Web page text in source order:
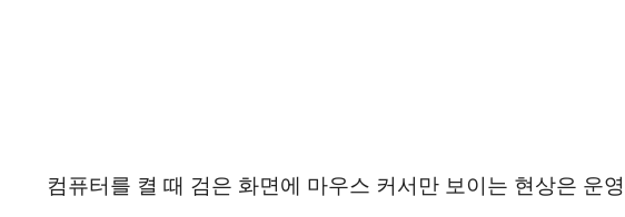
컴퓨터를 켤 때 검은 화면에 마우스 커서만 보이는 현상은 운